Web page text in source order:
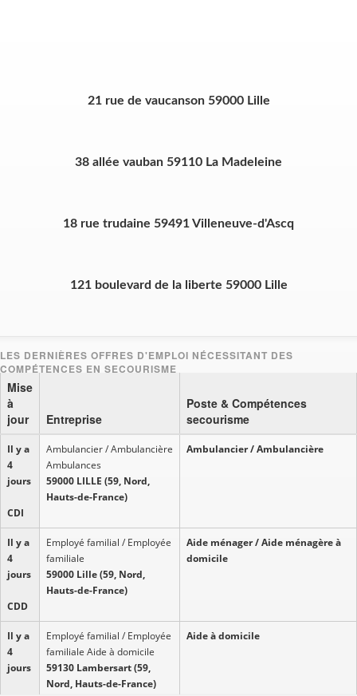
21 rue de vaucanson 59000 Lille
38 allée vauban 59110 La Madeleine
18 rue trudaine 59491 Villeneuve-d'Ascq
121 boulevard de la liberte 59000 Lille
Mise
à
jour
Entreprise
Poste & Compétences
secourisme
Il y a
4
jours
CDI
Ambulancier / Ambulancière
Ambulances
59000 LILLE (59, Nord,
Hauts-de-France)
Ambulancier / Ambulancière
Il y a
4
jours
CDD
Employé familial / Employée
familiale
59000 Lille (59, Nord,
Hauts-de-France)
Aide ménager / Aide ménagère à
domicile
Il y a
4
jours
Employé familial / Employée
familiale Aide à domicile
59130 Lambersart (59,
Nord, Hauts-de-France)
Aide à domicile